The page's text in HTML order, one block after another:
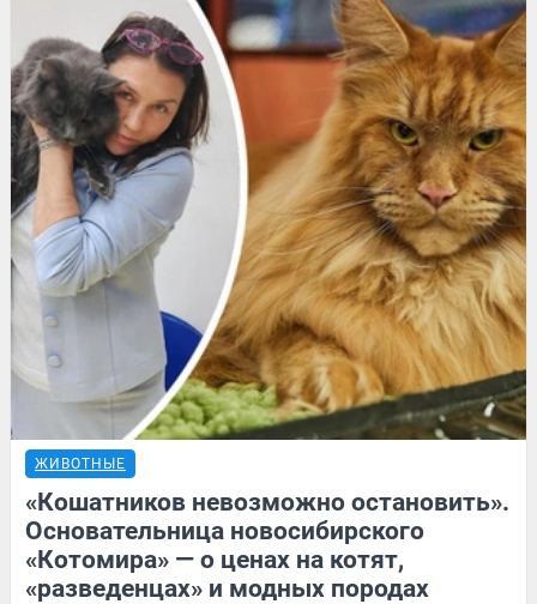
ЖИВОТНЫЕ
«Кошатников невозможно остановить».
Основательница новосибирского
«Котомира» — о ценах на котят,
«разведенцах» и модных породах